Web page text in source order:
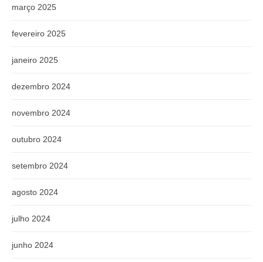
março 2025
fevereiro 2025
janeiro 2025
dezembro 2024
novembro 2024
outubro 2024
setembro 2024
agosto 2024
julho 2024
junho 2024